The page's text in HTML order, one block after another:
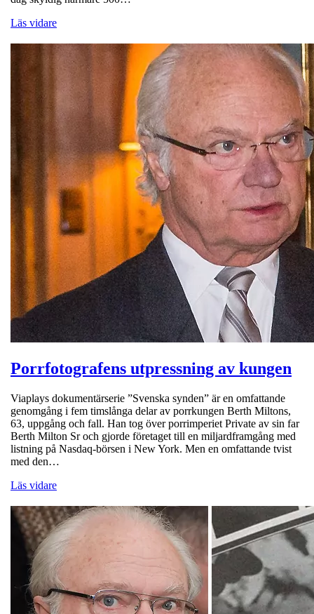
Läs vidare
Porrfotografens utpressning av kungen
Viaplays dokumentärserie ”Svenska synden” är en omfattande
genomgång i fem timslånga delar av porrkungen Berth Miltons,
63, uppgång och fall. Han tog över porrimperiet Private av sin far
Berth Milton Sr och gjorde företaget till en miljardframgång med
listning på Nasdaq-börsen i New York. Men en omfattande tvist
med den…
Läs vidare